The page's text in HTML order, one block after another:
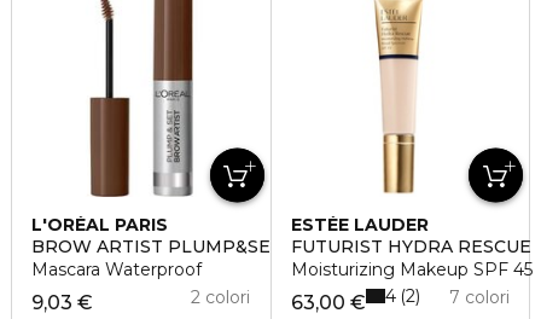
L'ORÉAL PARIS
BROW ARTIST PLUMP&SET
Mascara Waterproof
9,03 €
2 colori
ESTÉE LAUDER
FUTURIST HYDRA RESCUE
Moisturizing Makeup SPF 45
63,00 € 7 colori
4 2